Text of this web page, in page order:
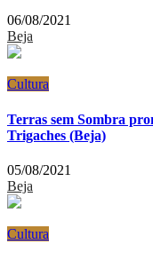
06/08/2021
Beja
Cultura
Terras sem Sombra
Trigaches (Beja)
05/08/2021
Beja
Cultura